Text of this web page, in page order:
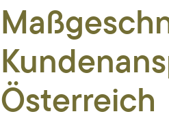
Österreich